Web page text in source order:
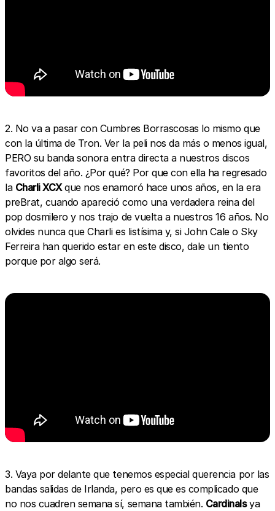
2. No va a pasar con Cumbres Borrascosas lo mismo que
con la última de Tron. Ver la peli nos da más o menos igual,
PERO su banda sonora entra directa a nuestros discos
favoritos del año. ¿Por qué? Por que con ella ha regresado
la Charli XCXque nos enamoró hace unos años, en la era
preBrat, cuando apareció como una verdadera reina del
pop dosmilero y nos trajo de vuelta a nuestros 16 años. No
olvides nunca que Charli es listísima y, si John Cale o Sky
Ferreira han querido estar en este disco, dale un tiento
porque por algo será.
3. Vaya por delante que tenemos especial querencia por las
bandas salidas de Irlanda, pero es que es complicado que
no nos cuadren semana sí, semana también. Cardinalsya